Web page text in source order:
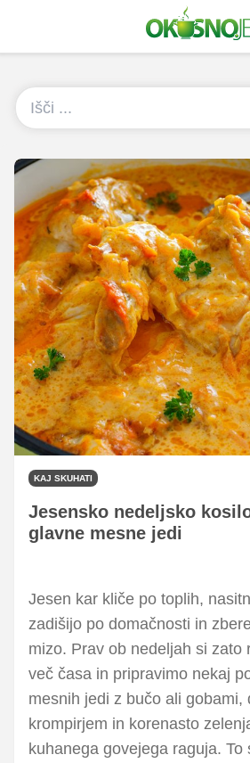
KAJ SKUHATI
Jesensko nedeljsko
glavne mesne jedi
Jesen kar kliče po toplih,
zadišijo po domačnosti in
mizo. Prav ob nedeljah si zato
več časa in pripravimo nekaj
mesnih jedi z bučo ali gobami,
krompirjem in korenasto
kuhanega govejega raguja. To